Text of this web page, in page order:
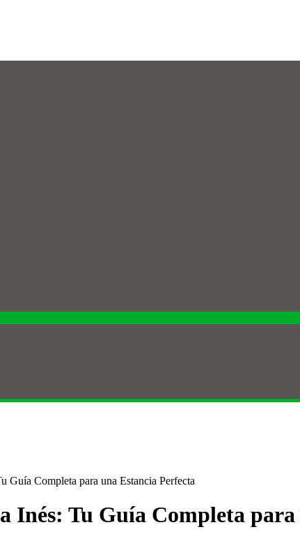
Guía Completa para una Estancia Perfecta
Inés: Tu Guía Completa